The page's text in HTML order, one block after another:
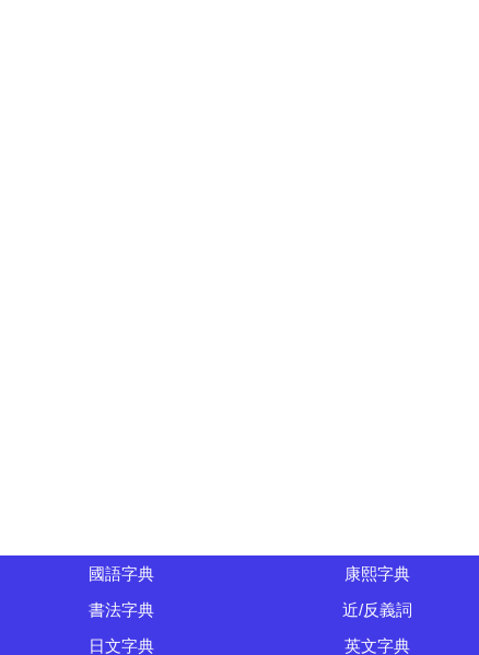
國語字典 康熙字典
書法字典 近/反義詞
日文字典 英文字典